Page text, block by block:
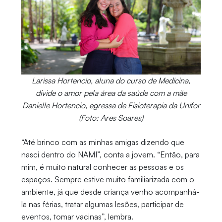
Larissa Hortencio, aluna do curso de Medicina,
divide o amor pela área da saúde com a mãe
Danielle Hortencio, egressa de Fisioterapia da Unifor
(Foto: Ares Soares)
“Até brinco com as minhas amigas dizendo que
nasci dentro do NAMI”, conta a jovem. “Então, para
mim, é muito natural conhecer as pessoas e os
espaços. Sempre estive muito familiarizada com o
ambiente, já que desde criança venho acompanhá-
la nas férias, tratar algumas lesões, participar de
eventos, tomar vacinas”, lembra.